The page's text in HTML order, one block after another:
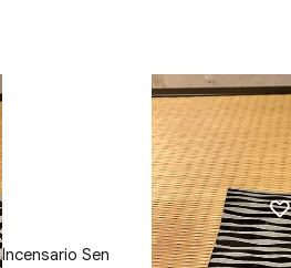
Incensario Sen